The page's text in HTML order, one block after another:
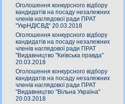
Оголошення конкурсного відбору
кандидатів на посаду незалежних
членів наглядової ради ПРАТ
"УкрНДІСВД" 20.03.2018
Оголошення конкурсного відбору
кандидатів на посаду незалежних
членів наглядової ради ПРАТ
"Видавництво "Київська правда"
20.03.2018
Оголошення конкурсного відбору
кандидатів на посаду незалежних
членів наглядової ради ПРАТ
"Видавництво "Вільна Україна"
20.03.2018